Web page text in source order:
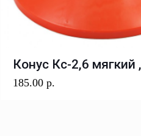
Конус Кс-2,6 мягкий
185.00р.